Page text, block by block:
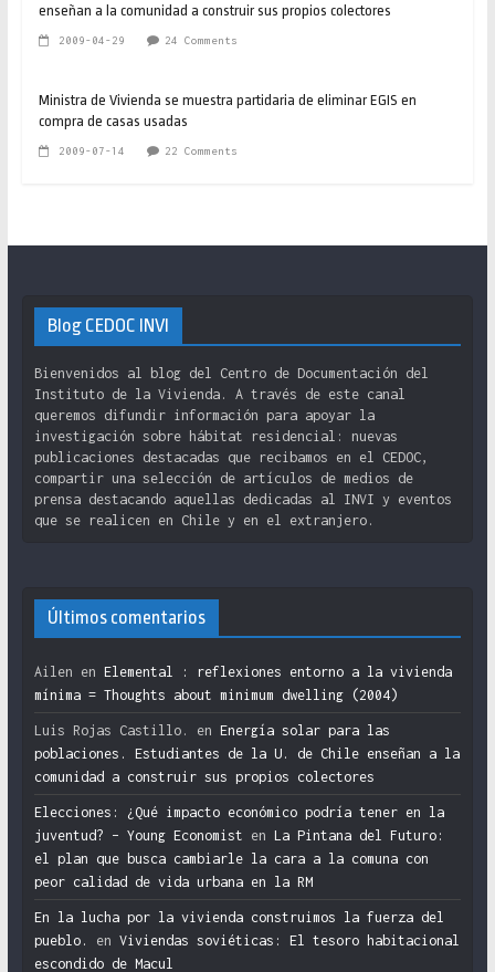
enseñan a la comunidad a construir sus propios colectores
2009-04-29 24 Comments
Ministra de Vivienda se muestra partidaria de eliminar EGIS en
compra de casas usadas
2009-07-14 22 Comments
Blog CEDOC INVI
Bienvenidos al blog del Centro de Documentación del
Instituto de la Vivienda. A través de este canal
queremos difundir información para apoyar la
investigación sobre hábitat residencial: nuevas
publicaciones destacadas que recibamos en el CEDOC,
compartir una selección de artículos de medios de
prensa destacando aquellas dedicadas al INVI y eventos
que se realicen en Chile y en el extranjero.
Últimos comentarios
Ailen en Elemental : reflexiones entorno a la vivienda
mínima = Thoughts about minimum dwelling (2004)
Luis Rojas Castillo. en Energía solar para las
poblaciones. Estudiantes de la U. de Chile enseñan a la
comunidad a construir sus propios colectores
Elecciones: ¿Qué impacto económico podría tener en la
juventud? – Young Economist en La Pintana del Futuro:
el plan que busca cambiarle la cara a la comuna con
peor calidad de vida urbana en la RM
En la lucha por la vivienda construimos la fuerza del
pueblo.
en Viviendas soviéticas: El tesoro habitacional
escondido de Macul